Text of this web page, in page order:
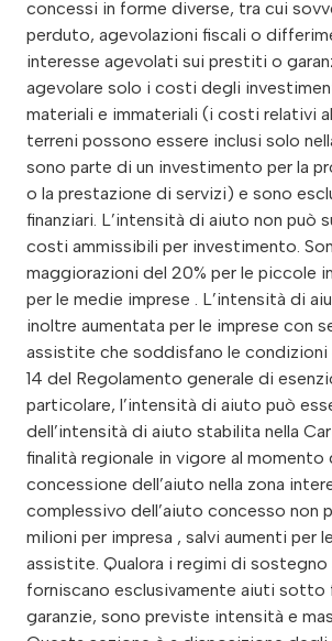
concessi in forme diverse, tra cui
perduto, agevolazioni fiscali o
interesse agevolati sui prestiti o
agevolare solo i costi degli
materiali e immateriali (i costi relativi
terreni possono essere inclusi solo
sono parte di un investimento per la
o la prestazione di servizi) e sono
finanziari. L’intensità di aiuto non può
costi ammissibili per investimento.
maggiorazioni del 20% per le piccole
per le medie imprese . L’intensità di
inoltre aumentata per le imprese con
assistite che soddisfano le condizioni
14 del Regolamento generale di
particolare, l’intensità di aiuto può
dell’intensità di aiuto stabilita nella
finalità regionale in vigore al momento
concessione dell’aiuto nella zona
complessivo dell’aiuto concesso non
milioni per impresa , salvi aumenti per
assistite. Qualora i regimi di
forniscano esclusivamente aiuti sotto
garanzie, sono previste intensità e